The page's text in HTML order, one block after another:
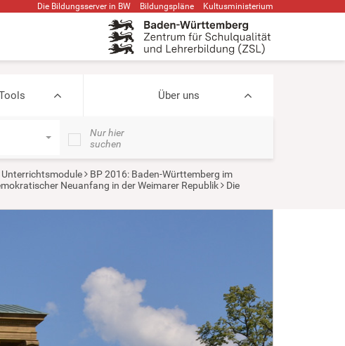
Die Bildungsserver in BW Bildungspläne Kultusministerium
Über uns
Nur hier
suchen
Unterrichtsmodule
BP 2016: Baden-Württemberg im
Neuanfang in der Weimarer Republik
Die